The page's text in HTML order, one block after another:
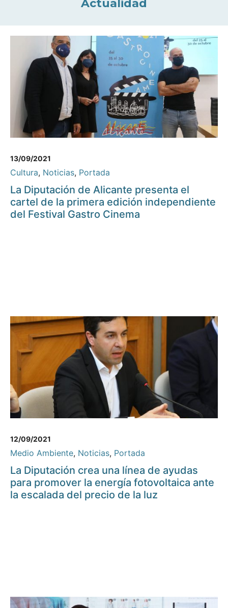
Actualidad
13/09/2021
Cultura, Noticias, Portada
La Diputación de Alicante presenta el
cartel de la primera edición independiente
del Festival Gastro Cinema
12/09/2021
Medio Ambiente, Noticias, Portada
La Diputación crea una línea de ayudas
para promover la energía fotovoltaica ante
la escalada del precio de la luz